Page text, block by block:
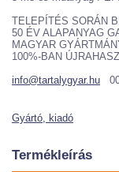
TELEPÍTÉS SORÁN
50 ÉV ALAPANYAG
MAGYAR
100%-BAN
info@tartalygyar.hu
Gyártó, kiadó
Termékleírás